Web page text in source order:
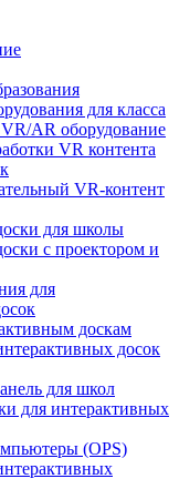
для класса
AR оборудование
VR контента
VR-контент
для школы
с проектором и
для
доскам
досок
для школ
для интерактивных
(OPS)